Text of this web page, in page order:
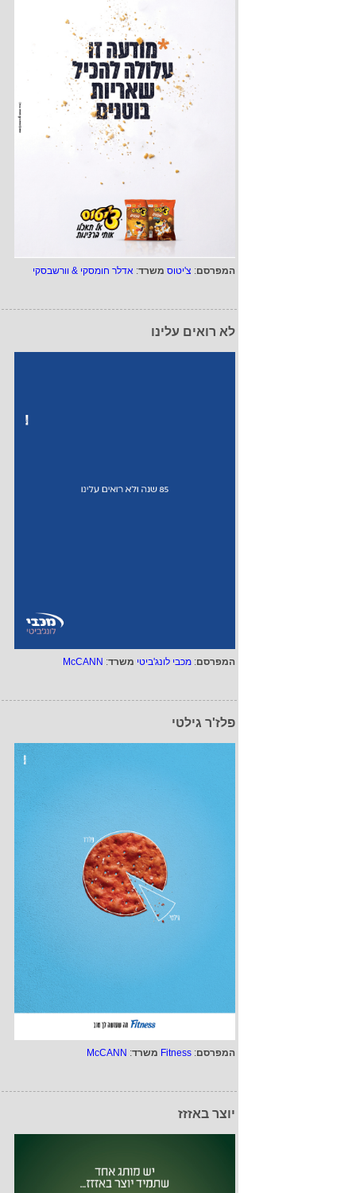
המפרסם: צ'יטוס משרד: אדלר חומסקי & וורשבסקי
לא רואים עלינו
המפרסם: מכבי לונג'ביטי משרד:
McCANN
פלז'ר גילטי
המפרסם:
Fitness משרד:
McCANN
יוצר באזזז